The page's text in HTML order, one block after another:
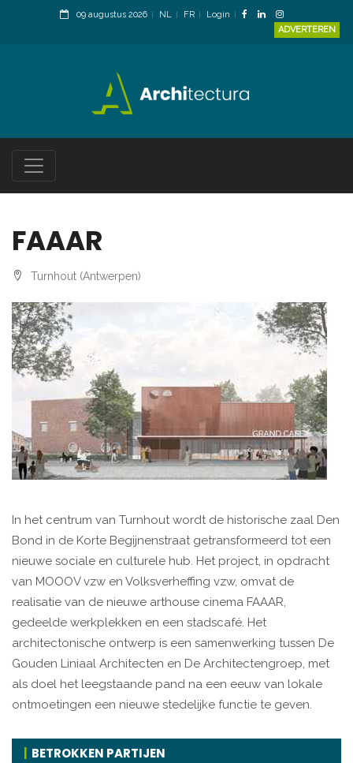
09 augustus 2026 NL FR
Login
ADVERTEREN
FAAAR
Turnhout (Antwerpen)
In het centrum van Turnhout wordt de historische zaal Den
Bond in de Korte Begijnenstraat getransformeerd tot een
nieuwe sociale en culturele hub. Het project, in opdracht
van MOOOV vzw en Volksverheffing vzw, omvat de
realisatie van de nieuwe arthouse cinema FAAAR,
gedeelde werkplekken en een stadscafé. Het
architectonische ontwerp is een samenwerking tussen De
Gouden Liniaal Architecten en De Architectengroep, met
als doel het leegstaande pand na een eeuw van lokale
ontmoetingen een nieuwe stedelijke functie te geven.
BETROKKEN PARTIJEN